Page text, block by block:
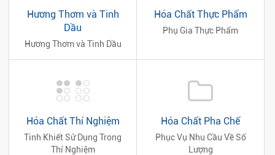
Hương Thơm và Tinh
Dầu
Hương Thơm và Tinh Dầu
Hóa Chất Thực Phẩm
Phụ Gia Thực Phẩm
Hóa Chất Thí Nghiệm
Tinh Khiết Sử Dụng Trong
Thí Nghiệm
Hóa Chất Pha Chế
Phục Vụ Nhu Cầu Về Số
Lượng